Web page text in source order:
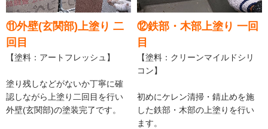
⑪外壁(玄関部)上塗り 二
回目
【塗料：アートフレッシュ】
塗り残しなどがないか丁寧に確
認しながら上塗り二回目を行い
外壁(玄関部)の塗装完了です。
⑫鉄部・木部上塗り 一回
目
【塗料：クリーンマイルドシリ
コン】
初めにケレン清掃・錆止めを施
した鉄部・木部の上塗りを行い
ます。